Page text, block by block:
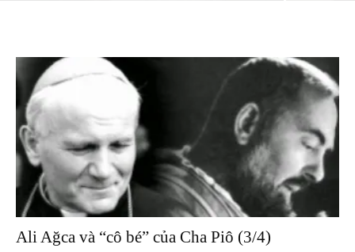
Ali Ağca và “cô bé” của Cha Piô (3/4)